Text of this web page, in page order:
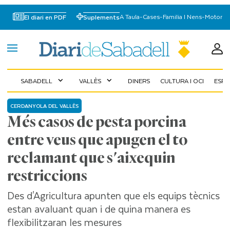
El diari en PDF SuplementsA Taula-Cases-Familia I Nens-Motor
SABADELL expand_more VALLÈS expand_more DINERS CULTURA I OCI
Més casos de pesta porcina
entre veus que apugen el to
reclamant que s'aixequin
restriccions
CERDANYOLA DEL VALLÈS
Des d'Agricultura apunten que els equips tècnics
estan avaluant quan i de quina manera es
flexibilitzaran les mesures